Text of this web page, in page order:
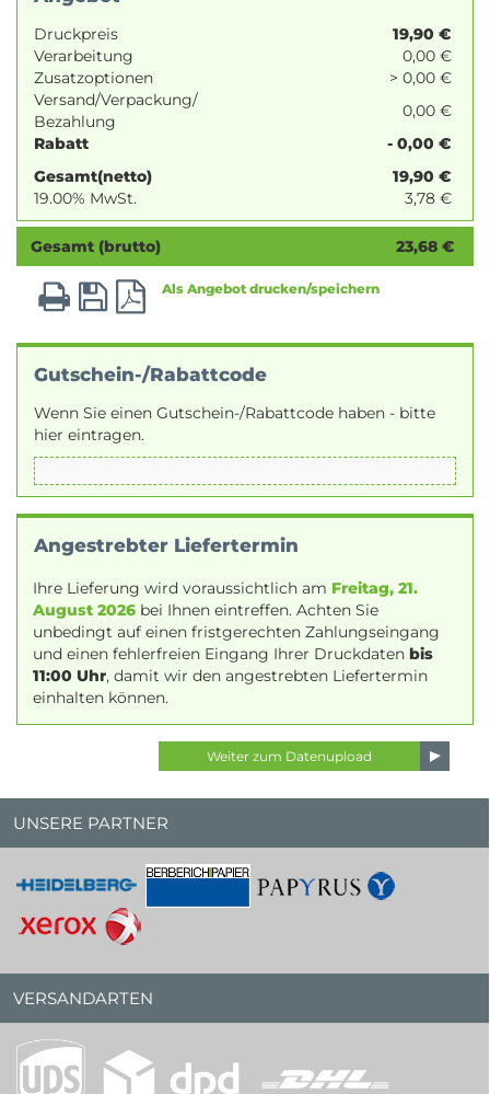
Druckpreis 19,90 €
Verarbeitung
0,00 €
Zusatzoptionen
> 0,00 €
Versand/Verpackung/
Bezahlung
0,00 €
Rabatt
- 0,00 €
Gesamt(netto)
19,90 €
19.00% MwSt.
3,78 €
Gesamt (brutto) 23,68 €
Als Angebot drucken/speichern
Gutschein-/Rabattcode
Wenn Sie einen Gutschein-/Rabattcode haben - bitte
hier eintragen.
Angestrebter Liefertermin
Ihre Lieferung wird voraussichtlich am Freitag, 21.
August 2026 bei Ihnen eintreffen. Achten Sie
unbedingt auf einen fristgerechten Zahlungseingang
und einen fehlerfreien Eingang Ihrer Druckdaten bis
11:00 Uhr, damit wir den angestrebten Liefertermin
einhalten können.
UNSERE PARTNER
VERSANDARTEN